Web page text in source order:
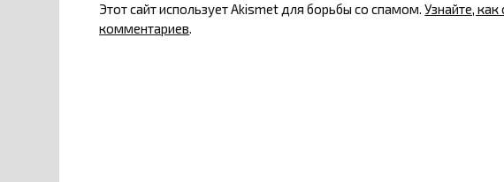
Этот сайт использует Akismet для борьбы со спамом.Узнайте,
комментариев.